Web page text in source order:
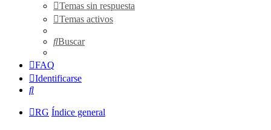
Temas sin respuesta
Temas activos
Buscar
FAQ
Identificarse
Buscar
RG Índice general